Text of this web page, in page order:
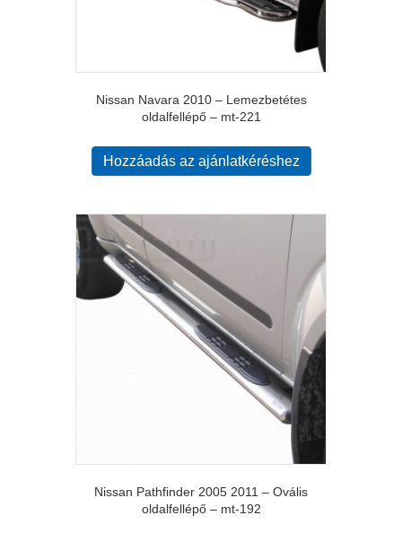
Nissan Navara 2010 – Lemezbetétes
oldalfellépő – mt-221
Hozzáadás az ajánlatkéréshez
Nissan Pathfinder 2005 2011 – Ovális
oldalfellépő – mt-192